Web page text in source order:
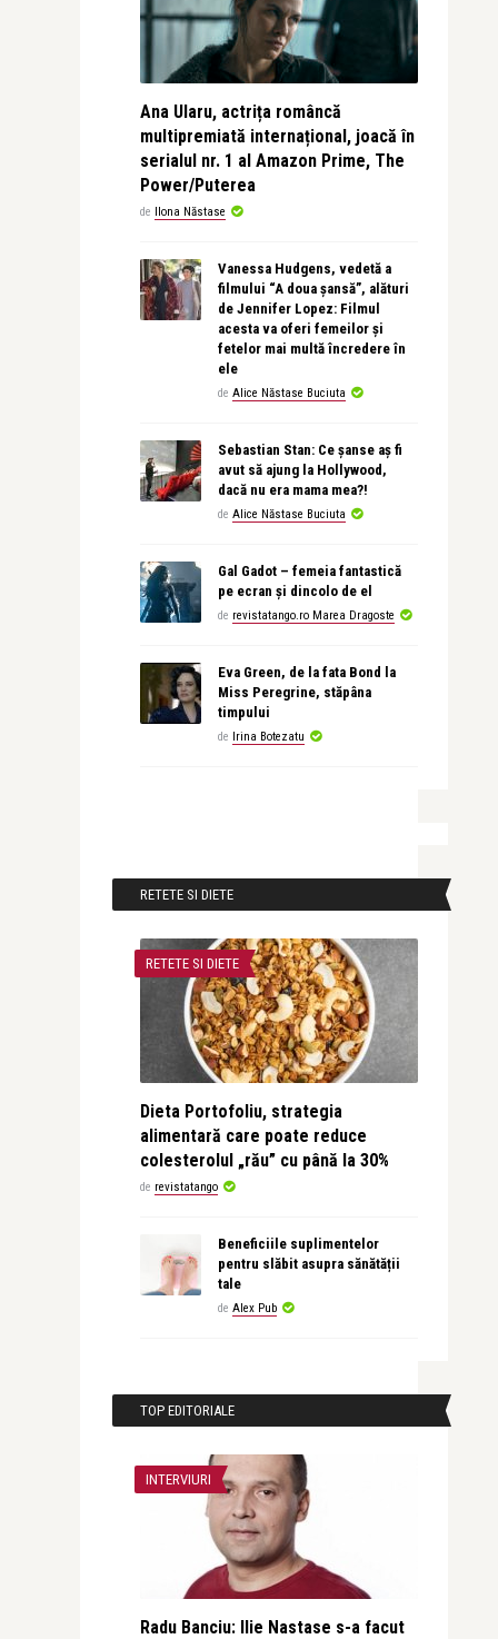
Ana Ularu, actrița româncă
multipremiată internațional, joacă în
serialul nr. 1 al Amazon Prime, The
Power/Puterea
de Ilona Năstase
Vanessa Hudgens, vedetă a
filmului “A doua șansă”, alături
de Jennifer Lopez: Filmul
acesta va oferi femeilor și
fetelor mai multă încredere în
ele
de Alice Năstase Buciuta
Sebastian Stan: Ce șanse aș fi
avut să ajung la Hollywood,
dacă nu era mama mea?!
de Alice Năstase Buciuta
Gal Gadot – femeia fantastică
pe ecran și dincolo de el
de revistatango.ro Marea Dragoste
Eva Green, de la fata Bond la
Miss Peregrine, stăpâna
timpului
de Irina Botezatu
RETETE SI DIETE
RETETE SI DIETE
Dieta Portofoliu, strategia
alimentară care poate reduce
colesterolul „rău” cu până la 30%
de revistatango
Beneficiile suplimentelor
pentru slăbit asupra sănătății
tale
de Alex Pub
TOP EDITORIALE
INTERVIURI
Radu Banciu: Ilie Nastase s-a facut